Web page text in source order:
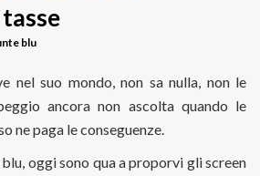
blu
nel suo mondo, non sa nulla, non le
ancora non ascolta quando le
ne paga le conseguenze.
oggi sono qua a proporvi gli screen